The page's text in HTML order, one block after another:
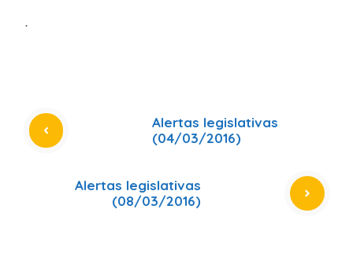
ᐧ
Alertas legislativas
(04/03/2016)
Alertas legislativas
(08/03/2016)